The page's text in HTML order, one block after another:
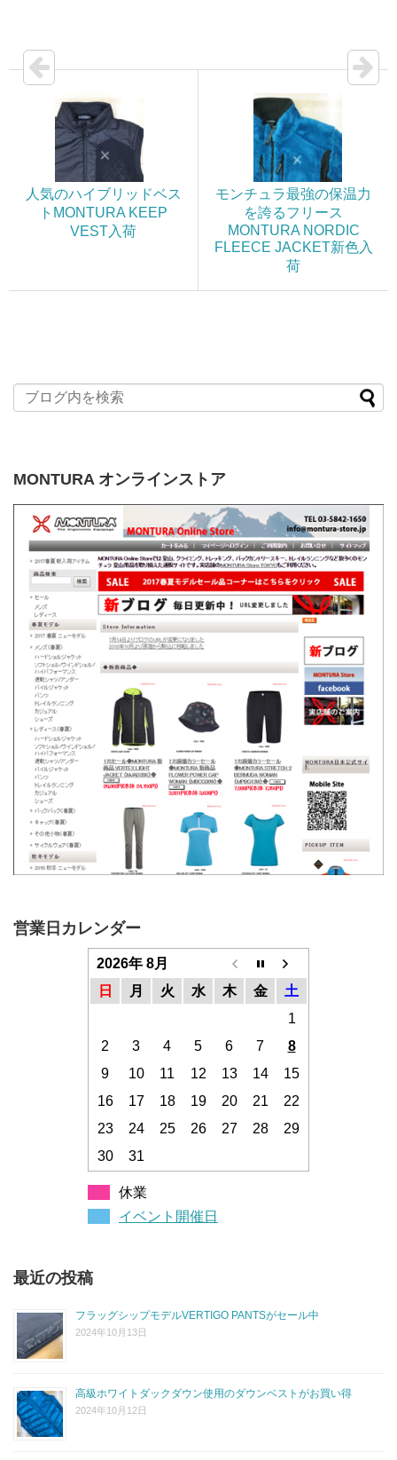
人気のハイブリッドベス
トMONTURA KEEP
VEST入荷
モンチュラ最強の保温力
を誇るフリース
MONTURA NORDIC
FLEECE JACKET新色入
荷
MONTURA オンラインストア
営業日カレンダー
2026年 8月
日
月 火 水 木 金
土
1
2
3 4 5 6 7
8
9
10 11 12 13 14
15
16
17 18 19 20 21
22
23
24 25 26 27 28
29
30
31
休業
イベント開催日
最近の投稿
フラッグシップモデルVERTIGO PANTSがセール中
2024年10月13日
高級ホワイトダックダウン使用のダウンベストがお買い得
2024年10月12日